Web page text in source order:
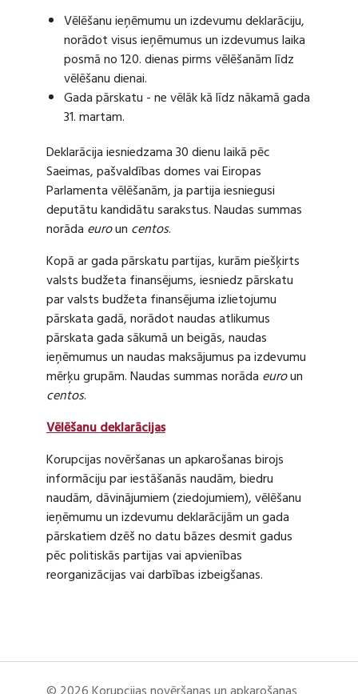
Vēlēšanu ieņēmumu un izdevumu deklarāciju,
norādot visus ieņēmumus un izdevumus laika
posmā no 120. dienas pirms vēlēšanām līdz
vēlēšanu dienai.
Gada pārskatu - ne vēlāk kā līdz nākamā gada
31. martam.
Deklarācija iesniedzama 30 dienu laikā pēc
Saeimas, pašvaldības domes vai Eiropas
Parlamenta vēlēšanām, ja partija iesniegusi
deputātu kandidātu sarakstus. Naudas summas
norāda euroun centos.
Kopā ar gada pārskatu partijas, kurām piešķirts
valsts budžeta finansējums, iesniedz pārskatu
par valsts budžeta finansējuma izlietojumu
pārskata gadā, norādot naudas atlikumus
pārskata gada sākumā un beigās, naudas
ieņēmumus un naudas maksājumus pa izdevumu
mērķu grupām. Naudas summas norāda euroun
centos.
Vēlēšanu deklarācijas
Korupcijas novēršanas un apkarošanas birojs
informāciju par iestāšanās naudām, biedru
naudām, dāvinājumiem (ziedojumiem), vēlēšanu
ieņēmumu un izdevumu deklarācijām un gada
pārskatiem dzēš no datu bāzes desmit gadus
pēc politiskās partijas vai apvienības
reorganizācijas vai darbības izbeigšanas.